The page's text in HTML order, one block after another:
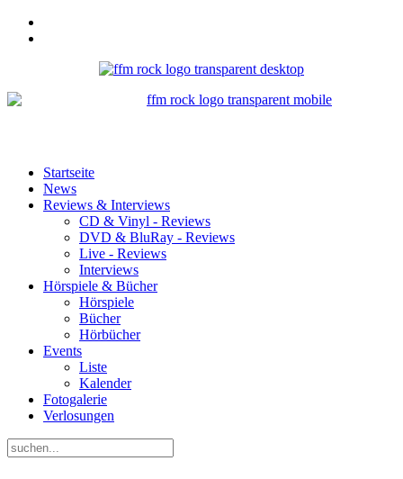
Startseite
News
Reviews & Interviews
CD & Vinyl - Reviews
DVD & BluRay - Reviews
Live - Reviews
Interviews
Hörspiele & Bücher
Hörspiele
Bücher
Hörbücher
Events
Liste
Kalender
Fotogalerie
Verlosungen